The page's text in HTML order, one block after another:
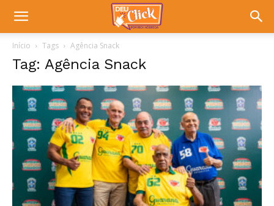
Início Tags Agência Snack
Tag: Agência Snack